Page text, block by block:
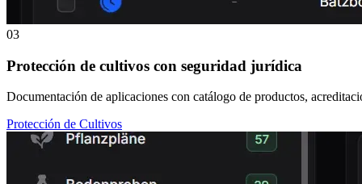
03
Protección de cultivos con seguridad jurídica
Documentación de aplicaciones con catálogo de productos,
Protección de Cultivos